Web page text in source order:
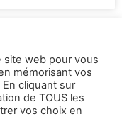
site web pour vous
mémorisant vos
cliquant sur
de TOUS les
vos choix en